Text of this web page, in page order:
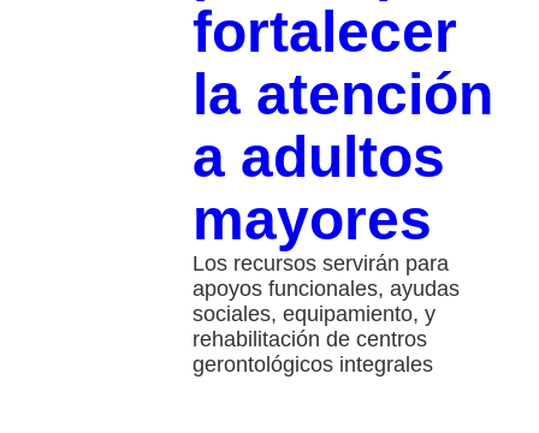
fortalecer
la atención
a adultos
mayores
Los recursos servirán para
apoyos funcionales, ayudas
sociales, equipamiento, y
rehabilitación de centros
gerontológicos integrales